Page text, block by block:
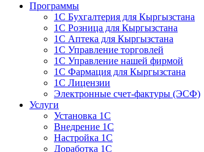
Программы
1С Бухгалтерия для Кыргызстана
1С Розница для Кыргызстана
1С Аптека для Кыргызстана
1С Управление торговлей
1С Управление нашей фирмой
1С Фармация для Кыргызстана
1С Лицензии
Электронные счет-фактуры (ЭСФ)
Услуги
Установка 1С
Внедрение 1С
Настройка 1С
Доработка 1С